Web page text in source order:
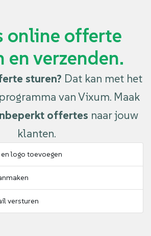
online offerte
en verzenden.
sturen? Dat kan met het
van Vixum. Maak
offertes naar jouw
klanten.
logo toevoegen
versturen